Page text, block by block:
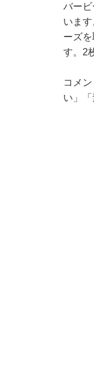
バー
いま
ーズ
す。2
コメ
い」